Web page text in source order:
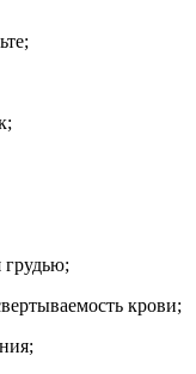
грудью;
крови;